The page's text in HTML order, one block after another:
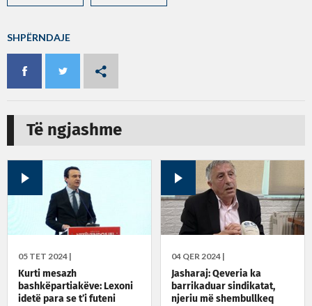
SHPËRNDAJE
Të ngjashme
05 TET 2024 |
Kurti mesazh
bashkëpartiakëve: Lexoni
idetë para se t’i futeni
04 QER 2024 |
Jasharaj: Qeveria ka
barrikaduar sindikatat,
njeriu më shembullkeq